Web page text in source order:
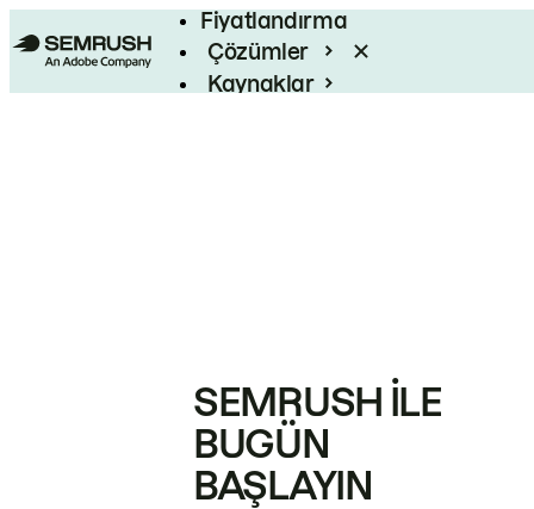
Fiyatlandırma
Çözümler
Kaynaklar
SEMRUSH ILE
BUGÜN
BAŞLAYIN